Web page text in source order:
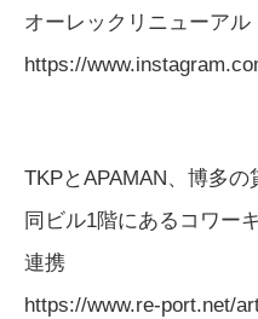
オーレックリニューアル
https://
TKPとAPAMAN、博多
同ビル1階にあるコワー
連携
https://www.re-port.net/